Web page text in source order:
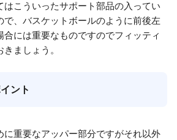
はこういったサポート部品の入ってい
で、バスケットボールのように前後左
には重要なものですのでフィッティ
ましょう。
ント
に重要なアッパー部分ですがそれ以外